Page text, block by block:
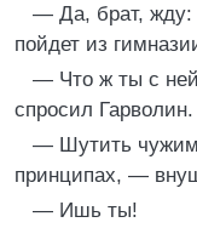
— Да, брат, жду:
пойдет из
— Что ж ты с
спросил Гарволин.
— Шутить
принципах, —
— Ишь ты!